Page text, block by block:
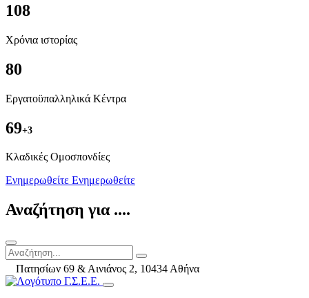
108
Χρόνια ιστορίας
80
Εργατοϋπαλληλικά Κέντρα
69+3
Kλαδικές Ομοσπονδίες
Ενημερωθείτε Ενημερωθείτε
Αναζήτηση για ....
Πατησίων 69 & Αινιάνος 2, 10434 Αθήνα